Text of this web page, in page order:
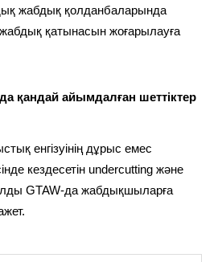
жабдық қолданбаларында
қатынасын жоғарылауға
қандай айымдалған шеттіктер
енгізуінің дұрыс емес
кездесетін undercutting және
GTAW-да жабдықшыларға